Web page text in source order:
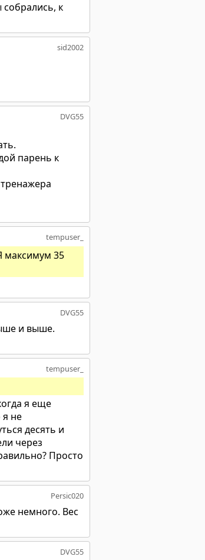
к
sid2002
DVG55
парень к
tempuser_
максимум 35
DVG55
и выше.
tempuser_
я еще
я не
десять и
через
Просто
Persic020
немного. Вес
DVG55